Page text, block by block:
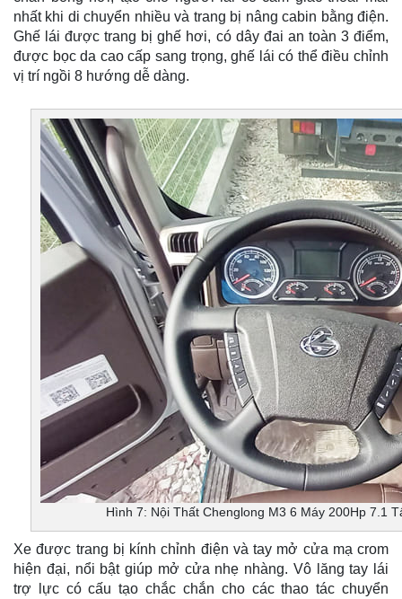
nhất khi di chuyển nhiều và trang bị nâng cabin bằng điện.
Ghế lái được trang bị ghế hơi, có dây đai an toàn 3 điểm,
được bọc da cao cấp sang trọng, ghế lái có thể điều chỉnh
vị trí ngồi 8 hướng dễ dàng.
Hình 7: Nội Thất Chenglong M3 6 Máy 200Hp 7.1
Xe được trang bị kính chỉnh điện và tay mở cửa mạ crom
hiện đại, nổi bật giúp mở cửa nhẹ nhàng. Vô lăng tay lái
trợ lực có cấu tạo chắc chắn cho các thao tác chuyển